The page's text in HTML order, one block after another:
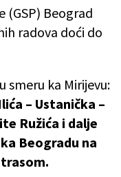
(GSP) Beograd
radova doći do
smeru ka Mirijevu:
– Ustanička –
Ružića i dalje
Beogradu na